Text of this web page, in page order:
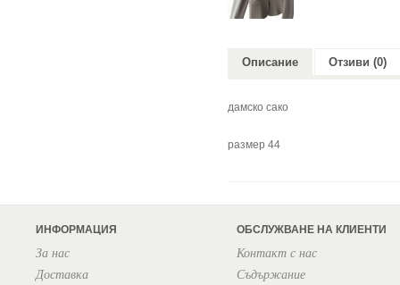
Описание Отзиви (0)
дамско сако
размер 44
ИНФОРМАЦИЯ
За нас
Доставка
ОБСЛУЖВАНЕ НА КЛИЕНТИ
Контакт с нас
Съдържание